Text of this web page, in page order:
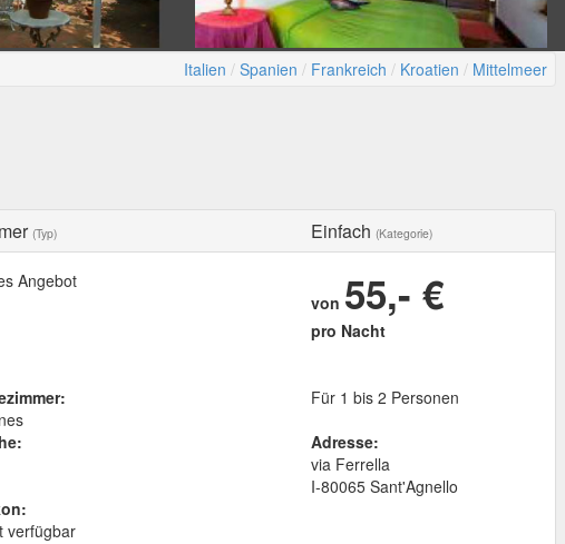
Italien Spanien Frankreich Kroatien Mittelmeer
(Typ) Einfach (Kategorie)
Angebot
von 55,- €
pro Nacht
verfügbar
Für 1 bis 2 Personen
Adresse:
via Ferrella
I-80065 Sant'Agnello